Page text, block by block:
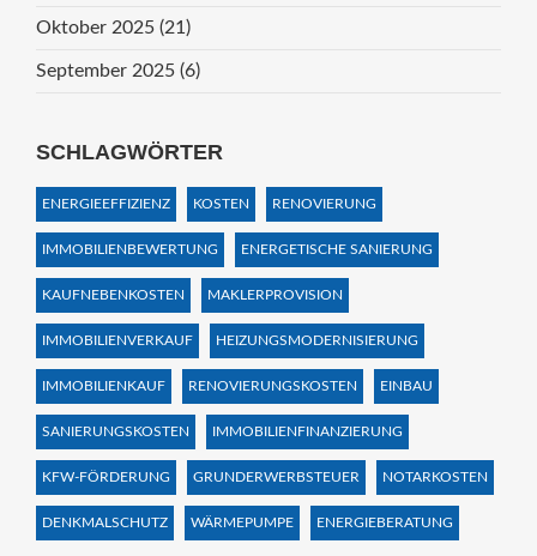
Oktober 2025 (21)
September 2025 (6)
SCHLAGWÖRTER
ENERGIEEFFIZIENZ KOSTEN RENOVIERUNG
IMMOBILIENBEWERTUNG ENERGETISCHE SANIERUNG
KAUFNEBENKOSTEN MAKLERPROVISION
IMMOBILIENVERKAUF HEIZUNGSMODERNISIERUNG
IMMOBILIENKAUF RENOVIERUNGSKOSTEN EINBAU
SANIERUNGSKOSTEN IMMOBILIENFINANZIERUNG
KFW-FÖRDERUNG GRUNDERWERBSTEUER NOTARKOSTEN
DENKMALSCHUTZ WÄRMEPUMPE ENERGIEBERATUNG